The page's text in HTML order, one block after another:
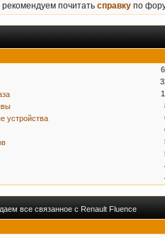
почитать справку по
устройства
все связанное с Renault Fluence